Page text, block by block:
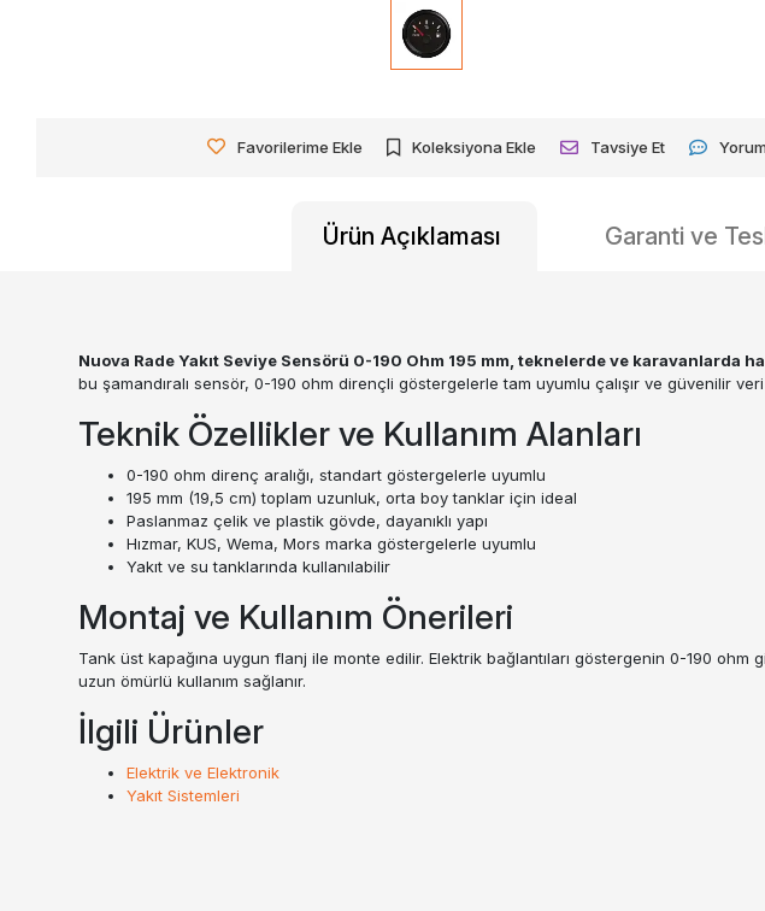
Favorilerime Ekle Koleksiyona Ekle Tavsiye Et
Ürün Açıklaması Garanti ve
Nuova Rade Yakıt Seviye Sensörü 0-190 Ohm 195 mm, teknelerde ve
bu şamandıralı sensör, 0-190 ohm dirençli göstergelerle tam uyumlu çalışır ve güvenilir
Teknik Özellikler ve Kullanım Alanları
0-190 ohm direnç aralığı, standart göstergelerle uyumlu
195 mm (19,5 cm) toplam uzunluk, orta boy tanklar için ideal
Paslanmaz çelik ve plastik gövde, dayanıklı yapı
Hızmar, KUS, Wema, Mors marka göstergelerle uyumlu
Yakıt ve su tanklarında kullanılabilir
Montaj ve Kullanım Önerileri
Tank üst kapağına uygun flanj ile monte edilir. Elektrik bağlantıları göstergenin 0-190 ohm
uzun ömürlü kullanım sağlanır.
İlgili Ürünler
Elektrik ve Elektronik
Yakıt Sistemleri